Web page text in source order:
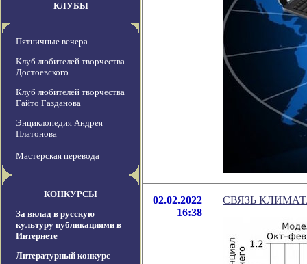
КЛУБЫ
Пятничные вечера
Клуб любителей творчества
Достоевского
Клуб любителей творчества
Гайто Газданова
Энциклопедия Андрея
Платонова
Мастерская перевода
КОНКУРСЫ
За вклад в русскую
культуру публикациями в
Интернете
Литературный конкурс
02.02.2022
16:38
СВЯЗЬ